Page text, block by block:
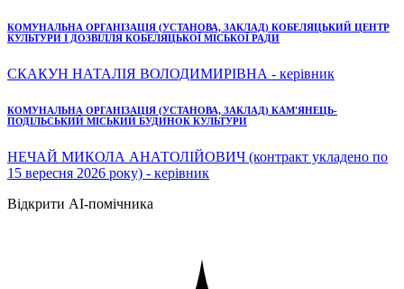
КОМУНАЛЬНА ОРГАНІЗАЦІЯ (УСТАНОВА, ЗАКЛАД) КОБЕЛЯЦЬКИЙ ЦЕНТР
КУЛЬТУРИ І ДОЗВІЛЛЯ КОБЕЛЯЦЬКОЇ МІСЬКОЇ РАДИ
СКАКУН НАТАЛІЯ ВОЛОДИМИРІВНА - керівник
КОМУНАЛЬНА ОРГАНІЗАЦІЯ (УСТАНОВА, ЗАКЛАД) КАМ'ЯНЕЦЬ-
ПОДІЛЬСЬКИЙ МІСЬКИЙ БУДИНОК КУЛЬТУРИ
НЕЧАЙ МИКОЛА АНАТОЛІЙОВИЧ (контракт укладено по
15 вересня 2026 року) - керівник
Відкрити AI-помічника